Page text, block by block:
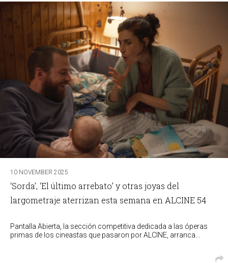
10 NOVEMBER 2025
‘Sorda’, ‘El último arrebato’ y otras joyas del
largometraje aterrizan esta semana en ALCINE 54
Pantalla Abierta, la sección competitiva dedicada a las óperas
primas de los cineastas que pasaron por ALCINE, arranca...